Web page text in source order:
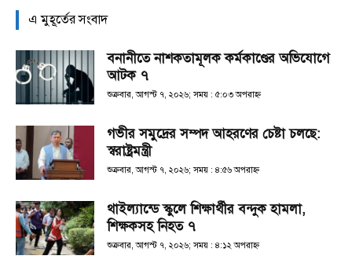
এ মুহূর্তের সংবাদ
বনানীতে নাশকতামূলক কর্মকাণ্ডের অভিযোগে
আটক ৭
শুক্রবার, আগস্ট ৭, ২০২৬; সময় : ৫:০৩ অপরাহ্ণ
গভীর সমুদ্রের সম্পদ আহরণের চেষ্টা চলছে:
স্বরাষ্ট্রমন্ত্রী
শুক্রবার, আগস্ট ৭, ২০২৬; সময় : ৪:৫৬ অপরাহ্ণ
থাইল্যান্ডে স্কুলে শিক্ষার্থীর বন্দুক হামলা,
শিক্ষকসহ নিহত ৭
শুক্রবার, আগস্ট ৭, ২০২৬; সময় : ৪:১২ অপরাহ্ণ